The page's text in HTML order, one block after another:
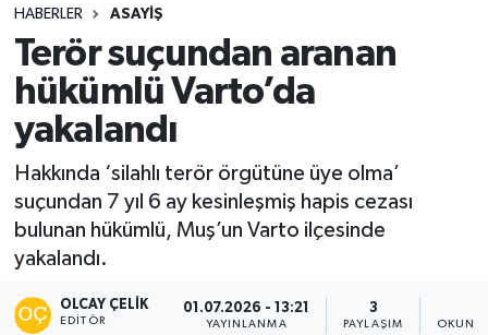
HABERLER ASAYIŞ
Terör suçundan aranan
hükümlü Varto’da
yakalandı
Hakkında ‘silahlı terör örgütüne üye olma’
suçundan 7 yıl 6 ay kesinleşmiş hapis cezası
bulunan hükümlü, Muş’un Varto ilçesinde
yakalandı.
OLCAY ÇELIK
EDITÖR
01.07.2026 - 13:21
YAYINLANMA
3
PAYLAŞIM
Bölge
Eğitim
Sağlık
Gündem
Spor
Uşak Namaz Vakitleri
Uşak Trafik Yoğunluk Haritası
Tüm Manşetler
Son Dakika Haberleri
Haber Arşivi